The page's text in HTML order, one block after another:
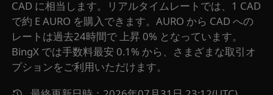
CAD に相当します。リアルタイムレートでは、1 CAD
で約 E AURO を購入できます。AURO から CAD への
レートは過去24時間で 上昇 0% となっています。
BingX では手数料最安 0.1% から、さまざまな取引オ
プションをご利用いただけます。